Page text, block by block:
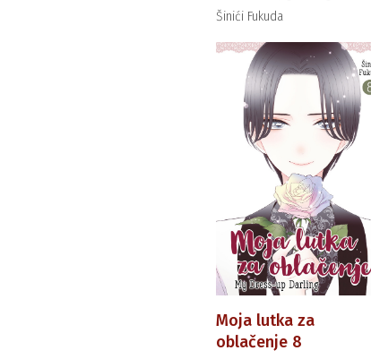
Šinići Fukuda
Moja lutka za
oblačenje 8